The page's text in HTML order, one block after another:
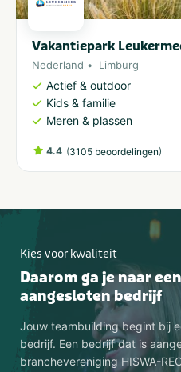
Vakantiepark
Nederland Limburg
Actief & outdoor
Kids & familie
Meren & plassen
4.4 (3105 beoordelingen)
Kies voor kwaliteit
Daarom ga je naar
aangesloten bedrijf
Jouw teambuilding begint bij
bedrijf. Een bedrijf dat is
branchevereniging HISWA-